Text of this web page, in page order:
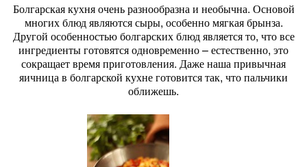
Болгарская кухня очень разнообразна и необычна. Основой
многих блюд являются сыры, особенно мягкая брынза.
Другой особенностью болгарских блюд является то, что все
ингредиенты готовятся одновременно – естественно, это
сокращает время приготовления. Даже наша привычная
яичница в болгарской кухне готовится так, что пальчики
оближешь.